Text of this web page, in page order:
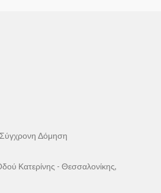
Σύγχρονη Δόμηση
Κατερίνης - Θεσσαλονίκης,